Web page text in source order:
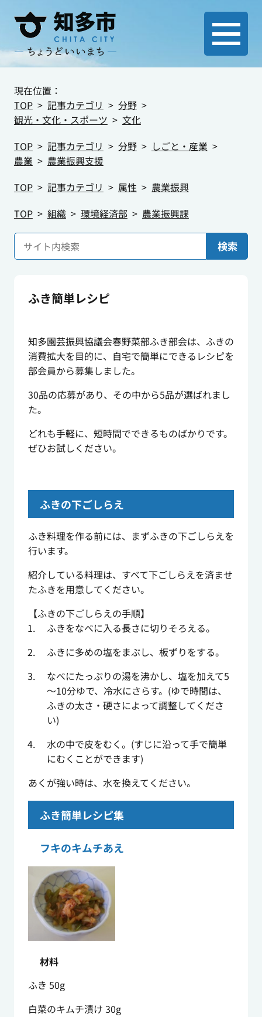
現在位置：
TOP
記事カテゴリ
分野
観光・文化・スポーツ
文化
TOP
記事カテゴリ 分野
しごと・産業
農業
農業振興支援
TOP
記事カテゴリ 属性
農業振興
TOP
組織 環境経済部 農業振興課
検索
ふき簡単レシピ
知多園芸振興協議会春野菜部ふき部会は、ふきの
消費拡大を目的に、自宅で簡単にできるレシピを
部会員から募集しました。
30品の応募があり、その中から5品が選ばれまし
た。
どれも手軽に、短時間でできるものばかりです。
ぜひお試しください。
ふきの下ごしらえ
ふき料理を作る前には、まずふきの下ごしらえを
行います。
紹介している料理は、すべて下ごしらえを済ませ
たふきを用意してください。
【ふきの下ごしらえの手順】
ふきをなべに入る長さに切りそろえる。
ふきに多めの塩をまぶし、板ずりをする。
なべにたっぷりの湯を沸かし、塩を加えて5
～10分ゆで、冷水にさらす。(ゆで時間は、
ふきの太さ・硬さによって調整してくださ
い)
水の中で皮をむく。(すじに沿って手で簡単
にむくことができます)
あくが強い時は、水を換えてください。
ふき簡単レシピ集
フキのキムチあえ
材料
ふき 50g
白菜のキムチ漬け 30g